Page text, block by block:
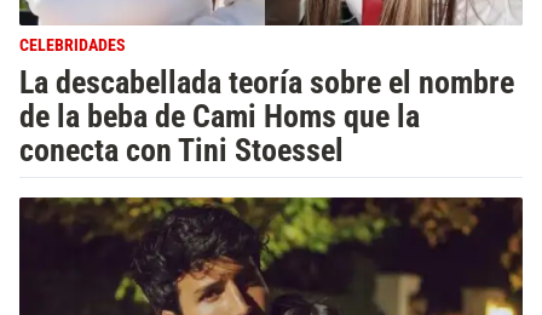
CELEBRIDADES
La descabellada teoría sobre el nombre
de la beba de Cami Homs que la
conecta con Tini Stoessel